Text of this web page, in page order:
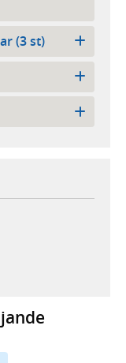
(3 st)
webbplats,
webbplats,